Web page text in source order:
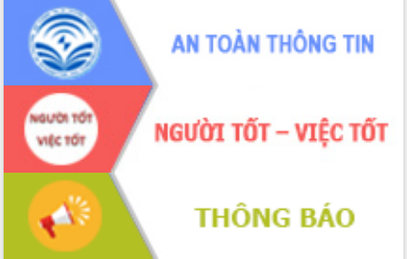
Chuyển đổi số 'mở đường' cho nông
nghiệp Đắk Lắk tăng trưởng bứt phá
Triển khai đồng bộ đo đạc, lập hồ sơ
địa chính, hoàn thiện cơ sở dữ liệu đất
đai
Ứng dụng sinh trắc học - Bước tiến
trong hành trình chuyển đổi số tại Đắk
Lắk
Đắk Lắk nâng cao hiệu quả công tác
Đảng từ Sổ tay đảng viên điện tử
Đắk Lắk đẩy mạnh nuôi biển công
nghệ, hướng tới phát triển thủy sản
bền vững